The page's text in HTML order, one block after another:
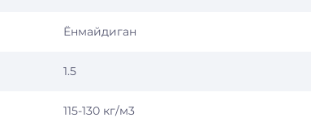
Ёнмайдиган
1.5
115-130 кг/м3